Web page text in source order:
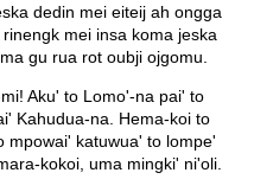
dedin mei eiteij ah ongga
mei insa koma jeska
gu rua rot oubji ojgomu.
Aku' to Lomo'-na pai' to
Kahudua-na. Hema-koi to
mpowai' katuwua' to lompe'
kokoi, uma mingki' ni'oli.